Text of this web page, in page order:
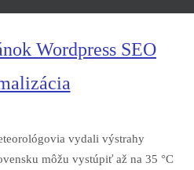
Wordpress SEO
vydali výstrahy
môžu vystúpiť až na 35 °C